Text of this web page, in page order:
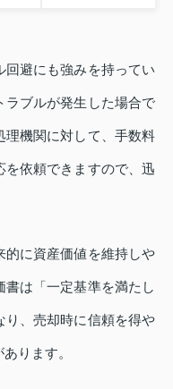
回避にも強みを持ってい
ラブルが発生した場合で
理機関に対して、手数料
を依頼できますので、迅
的に資産価値を維持しや
は「一定基準を満たし
り、売却時に信頼を得や
ります。